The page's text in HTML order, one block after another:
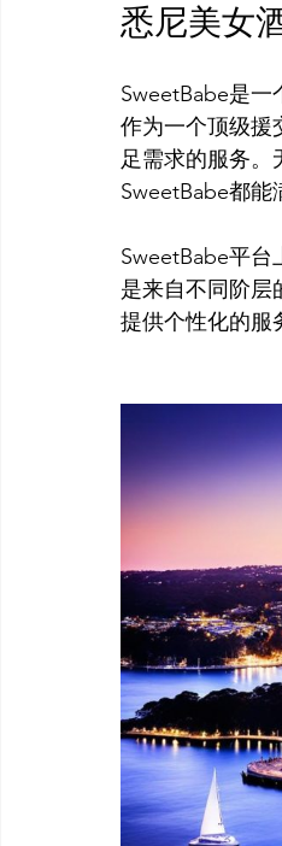
悉尼美女
SweetBabe是
作为一个顶级援
足需求的服务
SweetBabe都能
SweetBabe平
是来自不同阶层
提供个性化的服